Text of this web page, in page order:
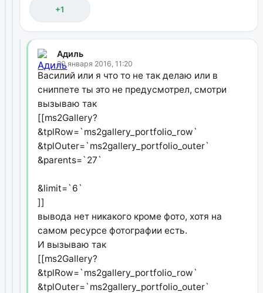
+1
Адиль
20 января 2016, 11:20
Василий или я что то не так делаю или в
сниппете ты это не предусмотрел, смотри
вызываю так
[[ms2Gallery?
&tplRow=`ms2gallery_portfolio_row`
&tplOuter=`ms2gallery_portfolio_outer`
&parents=`27`
&limit=`6`
]]
вывода нет никакого кроме фото, хотя на
самом ресурсе фотографии есть.
И вызываю так
[[ms2Gallery?
&tplRow=`ms2gallery_portfolio_row`
&tplOuter=`ms2gallery_portfolio_outer`